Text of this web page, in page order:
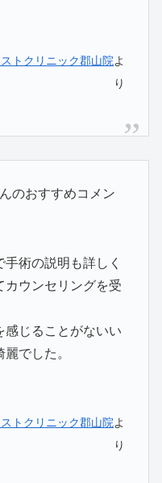
トクリニック郡山院よ
り
のおすすめコメン
術の説明も詳しく
カウンセリングを受
感じることがないい
でした。
トクリニック郡山院よ
り